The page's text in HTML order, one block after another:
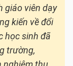
giáo viên dạy
kiến về đổi
học sinh đã
trường,